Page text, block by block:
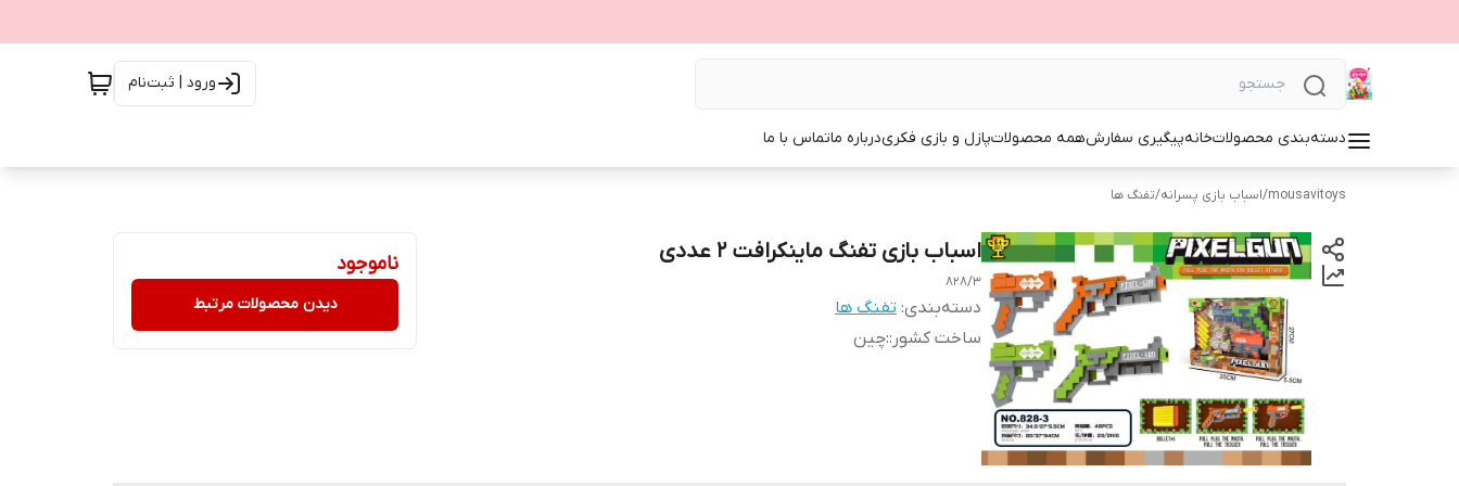
ورود | ثبت‌نام
دسته‌بندی محصولاتخانهپیگیری سفارشهمه محصولاتپازل و بازی فکریدرباره ماتماس با ما
mousavitoys
/اسباب بازی پسرانه/تفنگ ها
اسباب بازی تفنگ ماینکرافت 2 عددی
828/3
دسته‌بندی: تفنگ ها
ساخت کشور::چین
ناموجود
دیدن محصولات مرتبط